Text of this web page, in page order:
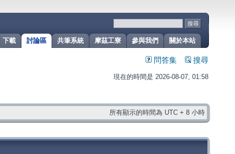
關於本站
參與我們
摩茲工寮
共筆系統
討論區
下載
問答集 搜尋
現在的時間是 2026-08-07, 01:58
所有顯示的時間為 UTC + 8 小時